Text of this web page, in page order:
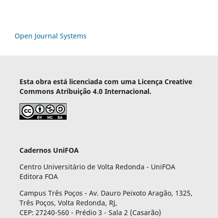
Open Journal Systems
Esta obra está licenciada com uma Licença Creative
Commons Atribuição 4.0 Internacional.
Cadernos UniFOA
Centro Universitário de Volta Redonda - UniFOA
Editora FOA
Campus Três Poços - Av. Dauro Peixoto Aragão, 1325,
Três Poços, Volta Redonda, RJ,
CEP: 27240-560 - Prédio 3 - Sala 2 (Casarão)